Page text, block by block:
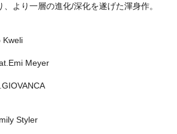
より一層の進化/深化を遂げた渾身作。
Kweli
Meyer
Styler